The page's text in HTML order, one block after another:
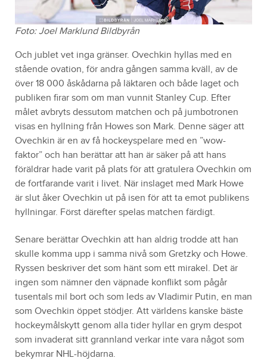
Foto: Joel Marklund Bildbyrån
Och jublet vet inga gränser. Ovechkin hyllas med en
stående ovation, för andra gången samma kväll, av de
över 18 000 åskådarna på läktaren och både laget och
publiken firar som om man vunnit Stanley Cup. Efter
målet avbryts dessutom matchen och på jumbotronen
visas en hyllning från Howes son Mark. Denne säger att
Ovechkin är en av få hockeyspelare med en ”wow-
faktor” och han berättar att han är säker på att hans
föräldrar hade varit på plats för att gratulera Ovechkin om
de fortfarande varit i livet. När inslaget med Mark Howe
är slut åker Ovechkin ut på isen för att ta emot publikens
hyllningar. Först därefter spelas matchen färdigt.
Senare berättar Ovechkin att han aldrig trodde att han
skulle komma upp i samma nivå som Gretzky och Howe.
Ryssen beskriver det som hänt som ett mirakel. Det är
ingen som nämner den väpnade konflikt som pågår
tusentals mil bort och som leds av Vladimir Putin, en man
som Ovechkin öppet stödjer. Att världens kanske bäste
hockeymålskytt genom alla tider hyllar en grym despot
som invaderat sitt grannland verkar inte vara något som
bekymrar NHL-höjdarna.